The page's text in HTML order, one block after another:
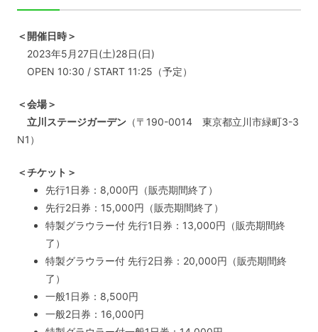
＜開催日時＞
2023年5月27日(土)28日(日)
OPEN 10:30 / START 11:25（予定）
＜会場＞
立川ステージガーデン（〒190-0014 東京都立川市緑町3-3
N1）
＜チケット＞
先行1日券：8,000円（販売期間終了）
先行2日券：15,000円（販売期間終了）
特製グラウラー付 先行1日券：13,000円（販売期間終
了）
特製グラウラー付 先行2日券：20,000円（販売期間終
了）
一般1日券：8,500円
一般2日券：16,000円